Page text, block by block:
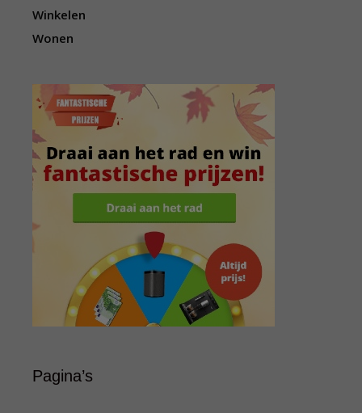
Winkelen
Wonen
Pagina’s